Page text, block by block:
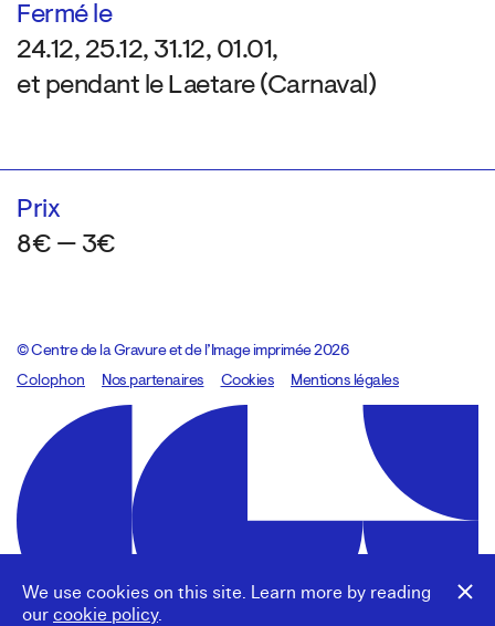
We use cookies on this site. Learn more by reading
our cookie policy.
Fermé le
24.12, 25.12, 31.12, 01.01,
et pendant le Laetare (Carnaval)
Prix
8€ — 3€
© Centre de la Gravure et de l’Image imprimée 2026
Colophon
Design:Marcel Kaczmarek, code:8080.studio
Nos partenaires Cookies Mentions légales